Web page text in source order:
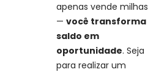
apenas vende milhas
— você transforma
saldo em
oportunidade. Seja
para realizar um